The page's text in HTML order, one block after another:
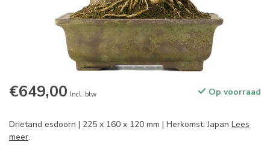
€649,00 Incl. btw Op voorraad
Drietand esdoorn | 225 x 160 x 120 mm | Herkomst: Japan Lees
meer.